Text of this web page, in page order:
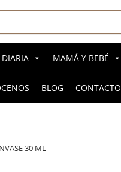
MAMÁ Y BEBÉ
BLOG CONTACTO
30 ML